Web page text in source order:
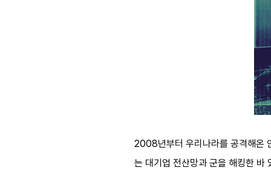
2008년부터 우리나라를 공격해
는 대기업 전산망과 군을 해킹한